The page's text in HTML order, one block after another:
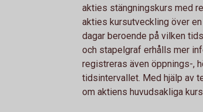
akties stängningskurs med
akties kursutveckling över
dagar beroende på vilken
och stapelgraf erhålls mer
registreras även öppnings-,
tidsintervallet. Med hjälp av
om aktiens huvudsakliga